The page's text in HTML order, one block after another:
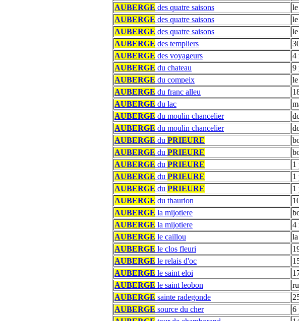
AUBERGE des quatre saisons
AUBERGE des quatre saisons
AUBERGE des quatre saisons
AUBERGE des templiers
AUBERGE des voyageurs 4
AUBERGE du chateau 9
AUBERGE du compeix
AUBERGE du franc alleu
AUBERGE du lac
AUBERGE du moulin chancelier
AUBERGE du moulin chancelier
AUBERGE du PRIEURE
AUBERGE du PRIEURE
AUBERGE du PRIEURE 1
AUBERGE du PRIEURE 1
AUBERGE du PRIEURE 1
AUBERGE du thaurion
AUBERGE la mijotiere
AUBERGE la mijotiere 4
AUBERGE le caillou
AUBERGE le clos fleuri
AUBERGE le relais d'oc
AUBERGE le saint eloi
AUBERGE le saint leobon
AUBERGE sainte radegonde
AUBERGE source du cher 6